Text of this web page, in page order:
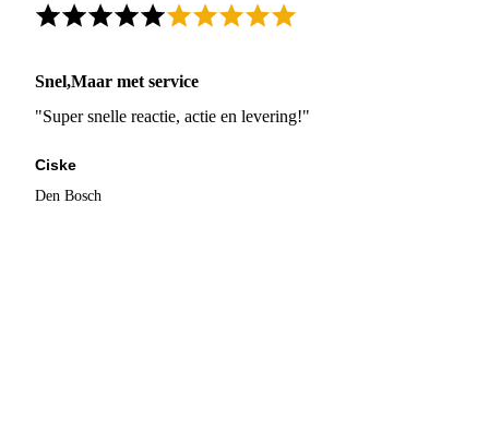
Snel,Maar met service
"Super snelle reactie, actie en levering!"
Ciske
Den Bosch